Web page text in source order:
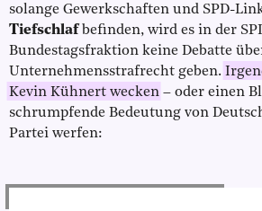
solange Gewerkschaften und SPD-
Tiefschlafbefinden, wird es in der
Bundestagsfraktion keine Debatte
Unternehmensstrafrecht geben.
Kevin Kühnert wecken – oder einen
schrumpfende Bedeutung von
Partei werfen: